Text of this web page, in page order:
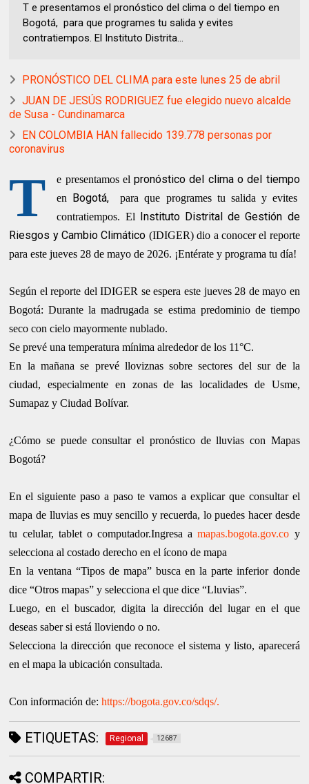
T e presentamos el pronóstico del clima o del tiempo en
Bogotá, para que programes tu salida y evites
contratiempos. El Instituto Distrita...
PRONÓSTICO DEL CLIMA para este lunes 25 de abril
JUAN DE JESÚS RODRIGUEZ fue elegido nuevo alcalde
de Susa - Cundinamarca
EN COLOMBIA HAN fallecido 139.778 personas por
coronavirus
T e presentamos elpronóstico del clima o del tiempo
en Bogotá,
para que programes tu salida y evites
contratiempos. El Instituto Distrital de Gestión de
Riesgos y Cambio Climático (IDIGER) dio a conocer el reporte
para este jueves 28 de mayo de 2026. ¡Entérate y programa tu día!
Según el reporte del IDIGER se espera este jueves 28 de mayo en
Bogotá: Durante la madrugada se estima predominio de tiempo
seco con cielo mayormente nublado.
Se prevé una temperatura mínima alrededor de los 11°C.
En la mañana se prevé lloviznas sobre sectores del sur de la
ciudad, especialmente en zonas de las localidades de Usme,
Sumapaz y Ciudad Bolívar.
¿Cómo se puede consultar el pronóstico de lluvias con Mapas
Bogotá?
En el siguiente paso a paso te vamos a explicar que consultar el
mapa de lluvias es muy sencillo y recuerda, lo puedes hacer desde
tu celular, tablet o computador.Ingresa amapas.bogota.gov.co y
selecciona al costado derecho en el ícono de mapa
En la ventana “Tipos de mapa” busca en la parte inferior donde
dice “Otros mapas” y selecciona el que dice “Lluvias”.
Luego, en el buscador, digita la dirección del lugar en el que
deseas saber si está lloviendo o no.
Selecciona la dirección que reconoce el sistema y listo, aparecerá
en el mapa la ubicación consultada.
Con información de:https://bogota.gov.co/sdqs/.
ETIQUETAS: Regional 12687
COMPARTIR: